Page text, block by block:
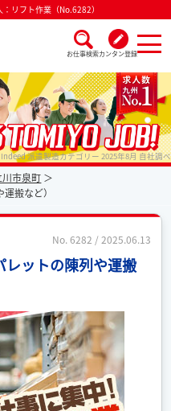
リフト作業（No.6282）
お仕事検索カンタン登録
派遣製造カテゴリー 2025年8月 自社調べ
市泉町
搬など）
No. 6282 / 2025.06.13
レットの陳列や運搬